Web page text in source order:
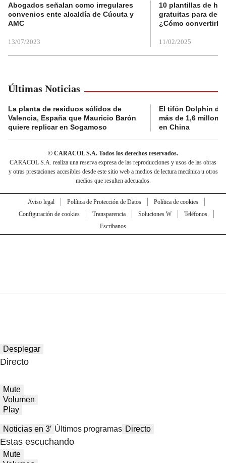
Abogados señalan como irregulares
convenios ente alcaldía de Cúcuta y
AMC
13/07/2023
10 plantillas de
gratuitas para
¿Cómo convertirla
11/02/2025
Últimas Noticias
La planta de residuos sólidos de
Valencia, España que Mauricio Barón
quiere replicar en Sogamoso
El tifón Dolphin
más de 1,6
en China
© CARACOL S.A. Todos los derechos reservados.
CARACOL S.A. realiza una reserva expresa de las reproducciones y usos de las obras
y otras prestaciones accesibles desde este sitio web a medios de lectura mecánica u otros
medios que resulten adecuados.
Aviso legal Política de Protección de Datos
Política de cookies
Configuración de cookies
Transparencia Soluciones W
Teléfonos
Escríbanos
Desplegar
Directo
Mute
Volumen
Play
Noticias en 3′ Últimos programas Directo
Estas escuchando
Mute